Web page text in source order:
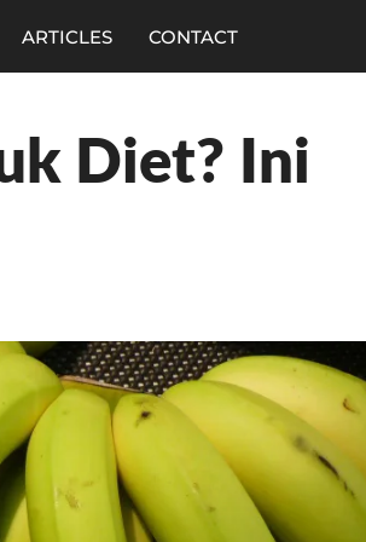
ARTICLES CONTACT
Diet? Ini